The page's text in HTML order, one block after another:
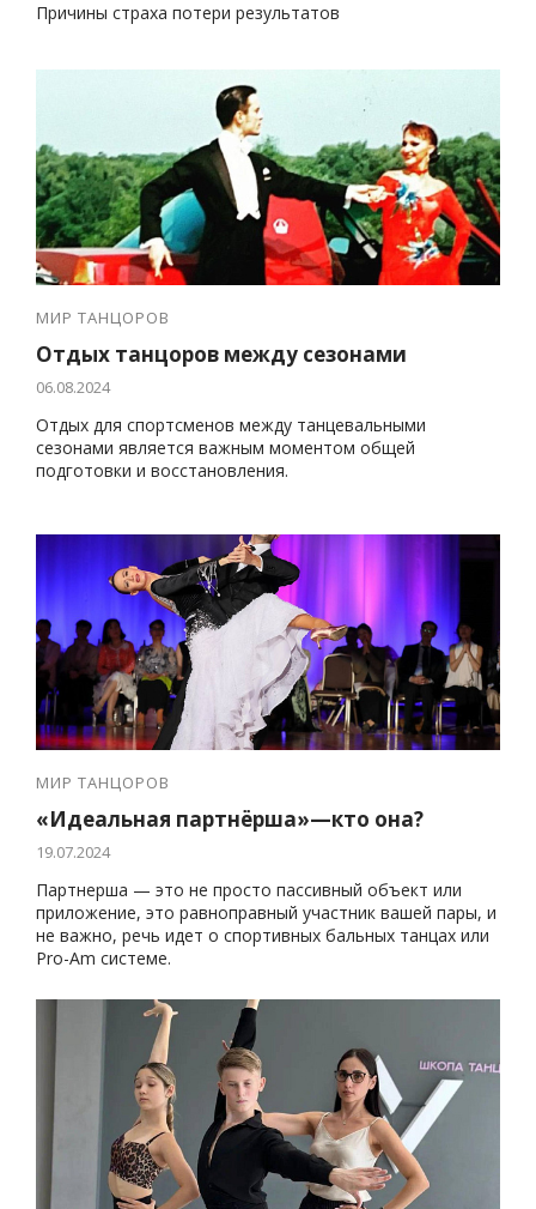
Причины страха потери результатов
МИР ТАНЦОРОВ
Отдых танцоров между сезонами
06.08.2024
Отдых для спортсменов между танцевальными
сезонами является важным моментом общей
подготовки и восстановления.
МИР ТАНЦОРОВ
«Идеальная партнёрша»—кто она?
19.07.2024
Партнерша — это не просто пассивный объект или
приложение, это равноправный участник вашей пары, и
не важно, речь идет о спортивных бальных танцах или
Pro-Am системе.